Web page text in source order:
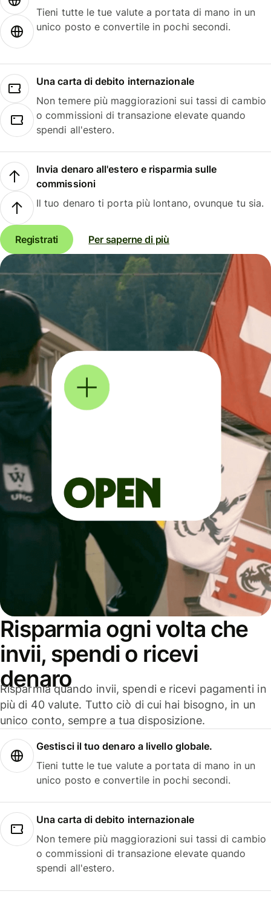
Tieni tutte le tue valute a portata di mano in un
unico posto e convertile in pochi secondi.
Una carta di debito internazionale
Non temere più maggiorazioni sui tassi di cambio
o commissioni di transazione elevate quando
spendi all'estero.
Invia denaro all'estero e risparmia sulle
commissioni
Il tuo denaro ti porta più lontano, ovunque tu sia.
Registrati Per saperne di più
Risparmia ogni volta che
invii, spendi o ricevi
denaro
Risparmia quando invii, spendi e ricevi pagamenti in
più di 40 valute. Tutto ciò di cui hai bisogno, in un
unico conto, sempre a tua disposizione.
Gestisci il tuo denaro a livello globale.
Tieni tutte le tue valute a portata di mano in un
unico posto e convertile in pochi secondi.
Una carta di debito internazionale
Non temere più maggiorazioni sui tassi di cambio
o commissioni di transazione elevate quando
spendi all'estero.